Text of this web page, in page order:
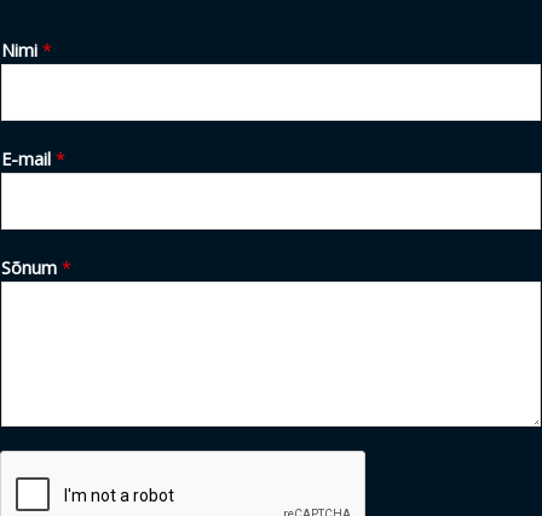
Nimi *
E-mail *
Sõnum *